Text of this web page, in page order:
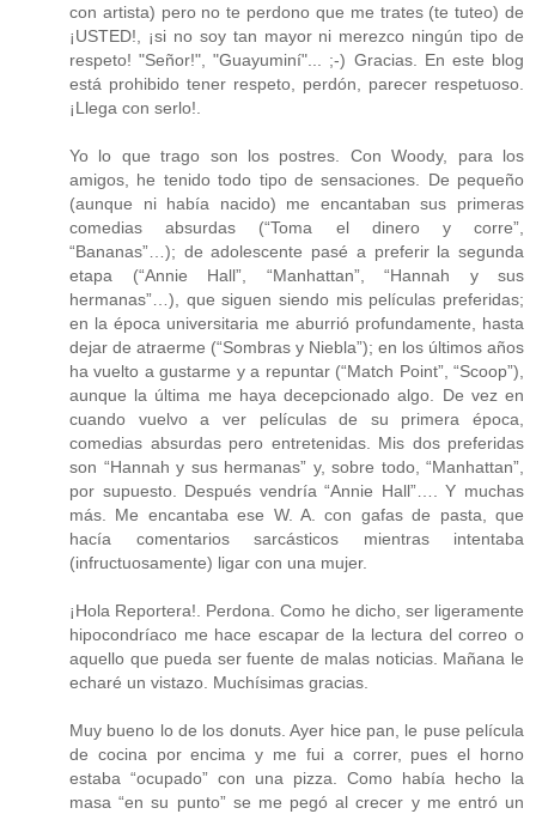
con artista) pero no te perdono que me trates (te tuteo) de
¡USTED!, ¡si no soy tan mayor ni merezco ningún tipo de
respeto! "Señor!", "Guayuminí"... ;-) Gracias. En este blog
está prohibido tener respeto, perdón, parecer respetuoso.
¡Llega con serlo!.
Yo lo que trago son los postres. Con Woody, para los
amigos, he tenido todo tipo de sensaciones. De pequeño
(aunque ni había nacido) me encantaban sus primeras
comedias absurdas (“Toma el dinero y corre”,
“Bananas”…); de adolescente pasé a preferir la segunda
etapa (“Annie Hall”, “Manhattan”, “Hannah y sus
hermanas”…), que siguen siendo mis películas preferidas;
en la época universitaria me aburrió profundamente, hasta
dejar de atraerme (“Sombras y Niebla”); en los últimos años
ha vuelto a gustarme y a repuntar (“Match Point”, “Scoop”),
aunque la última me haya decepcionado algo. De vez en
cuando vuelvo a ver películas de su primera época,
comedias absurdas pero entretenidas. Mis dos preferidas
son “Hannah y sus hermanas” y, sobre todo, “Manhattan”,
por supuesto. Después vendría “Annie Hall”…. Y muchas
más. Me encantaba ese W. A. con gafas de pasta, que
hacía comentarios sarcásticos mientras intentaba
(infructuosamente) ligar con una mujer.
¡Hola Reportera!. Perdona. Como he dicho, ser ligeramente
hipocondríaco me hace escapar de la lectura del correo o
aquello que pueda ser fuente de malas noticias. Mañana le
echaré un vistazo. Muchísimas gracias.
Muy bueno lo de los donuts. Ayer hice pan, le puse película
de cocina por encima y me fui a correr, pues el horno
estaba “ocupado” con una pizza. Como había hecho la
masa “en su punto” se me pegó al crecer y me entró un